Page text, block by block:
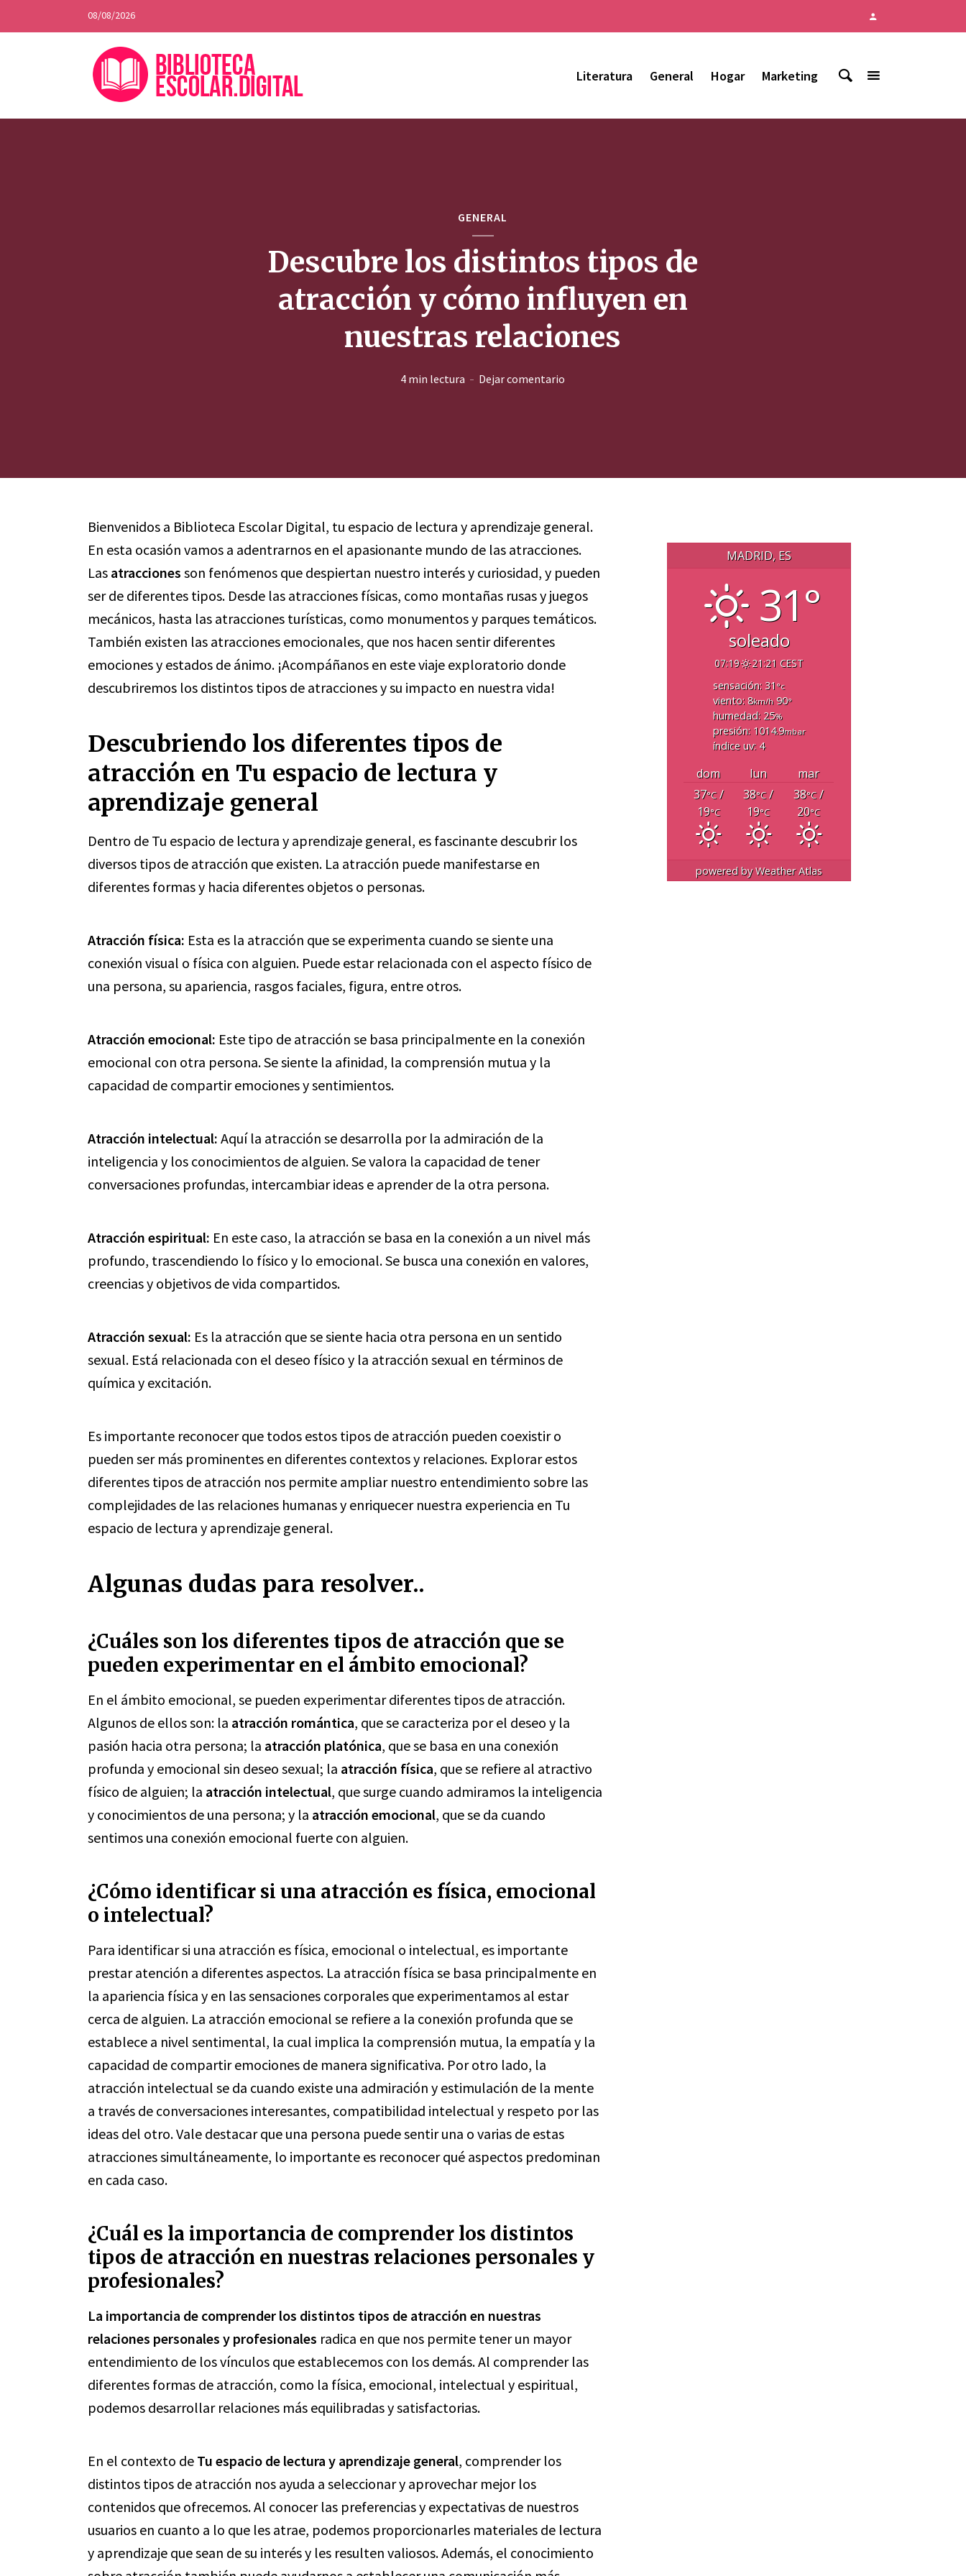
08/08/2026
Literatura General Hogar Marketing
GENERAL
Descubre los distintos tipos de
atracción y cómo influyen en
nuestras relaciones
4 min lectura Dejar comentario
Bienvenidos a Biblioteca Escolar Digital, tu espacio de lectura y aprendizaje general.
En esta ocasión vamos a adentrarnos en el apasionante mundo de las atracciones.
Las atracciones son fenómenos que despiertan nuestro interés y curiosidad, y pueden
ser de diferentes tipos. Desde las atracciones físicas, como montañas rusas y juegos
mecánicos, hasta las atracciones turísticas, como monumentos y parques temáticos.
También existen las atracciones emocionales, que nos hacen sentir diferentes
emociones y estados de ánimo. ¡Acompáñanos en este viaje exploratorio donde
descubriremos los distintos tipos de atracciones y su impacto en nuestra vida!
Descubriendo los diferentes tipos de
atracción en Tu espacio de lectura y
aprendizaje general
Dentro de Tu espacio de lectura y aprendizaje general, es fascinante descubrir los
diversos tipos de atracción que existen. La atracción puede manifestarse en
diferentes formas y hacia diferentes objetos o personas.
Atracción física: Esta es la atracción que se experimenta cuando se siente una
conexión visual o física con alguien. Puede estar relacionada con el aspecto físico de
una persona, su apariencia, rasgos faciales, figura, entre otros.
Atracción emocional: Este tipo de atracción se basa principalmente en la conexión
emocional con otra persona. Se siente la afinidad, la comprensión mutua y la
capacidad de compartir emociones y sentimientos.
Atracción intelectual: Aquí la atracción se desarrolla por la admiración de la
inteligencia y los conocimientos de alguien. Se valora la capacidad de tener
conversaciones profundas, intercambiar ideas e aprender de la otra persona.
Atracción espiritual: En este caso, la atracción se basa en la conexión a un nivel más
profundo, trascendiendo lo físico y lo emocional. Se busca una conexión en valores,
creencias y objetivos de vida compartidos.
Atracción sexual: Es la atracción que se siente hacia otra persona en un sentido
sexual. Está relacionada con el deseo físico y la atracción sexual en términos de
química y excitación.
Es importante reconocer que todos estos tipos de atracción pueden coexistir o
pueden ser más prominentes en diferentes contextos y relaciones. Explorar estos
diferentes tipos de atracción nos permite ampliar nuestro entendimiento sobre las
complejidades de las relaciones humanas y enriquecer nuestra experiencia en Tu
espacio de lectura y aprendizaje general.
Algunas dudas para resolver..
¿Cuáles son los diferentes tipos de atracción que se
pueden experimentar en el ámbito emocional?
En el ámbito emocional, se pueden experimentar diferentes tipos de atracción.
Algunos de ellos son: la atracción romántica, que se caracteriza por el deseo y la
pasión hacia otra persona; la atracción platónica, que se basa en una conexión
profunda y emocional sin deseo sexual; la atracción física, que se refiere al atractivo
físico de alguien; la atracción intelectual, que surge cuando admiramos la inteligencia
y conocimientos de una persona; y la atracción emocional, que se da cuando
sentimos una conexión emocional fuerte con alguien.
¿Cómo identificar si una atracción es física, emocional
o intelectual?
Para identificar si una atracción es física, emocional o intelectual, es importante
prestar atención a diferentes aspectos. La atracción física se basa principalmente en
la apariencia física y en las sensaciones corporales que experimentamos al estar
cerca de alguien. La atracción emocional se refiere a la conexión profunda que se
establece a nivel sentimental, la cual implica la comprensión mutua, la empatía y la
capacidad de compartir emociones de manera significativa. Por otro lado, la
atracción intelectual se da cuando existe una admiración y estimulación de la mente
a través de conversaciones interesantes, compatibilidad intelectual y respeto por las
ideas del otro. Vale destacar que una persona puede sentir una o varias de estas
atracciones simultáneamente, lo importante es reconocer qué aspectos predominan
en cada caso.
¿Cuál es la importancia de comprender los distintos
tipos de atracción en nuestras relaciones personales y
profesionales?
La importancia de comprender los distintos tipos de atracción en nuestras
relaciones personales y profesionales radica en que nos permite tener un mayor
entendimiento de los vínculos que establecemos con los demás. Al comprender las
diferentes formas de atracción, como la física, emocional, intelectual y espiritual,
podemos desarrollar relaciones más equilibradas y satisfactorias.
En el contexto de Tu espacio de lectura y aprendizaje general, comprender los
distintos tipos de atracción nos ayuda a seleccionar y aprovechar mejor los
contenidos que ofrecemos. Al conocer las preferencias y expectativas de nuestros
usuarios en cuanto a lo que les atrae, podemos proporcionarles materiales de lectura
y aprendizaje que sean de su interés y les resulten valiosos. Además, el conocimiento
MADRID, ES
31°
soleado
07:19
21:21 CEST
sensación: 31 °c
viento: 8km/h90°
humedad: 25%
presión: 1014.9mbar
índice uv: 4
dom lun
mar
37°C/
19°C
38°C/
19°C
38°C/
20°C
powered byWeather Atlas